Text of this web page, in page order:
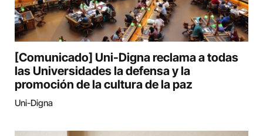
[Comunicado] Uni-Digna reclama a todas
las Universidades la defensa y la
promoción de la cultura de la paz
Uni-Digna